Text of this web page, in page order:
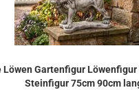
Löwen Gar­ten­fi­gur Lö­wen­fi­gur
Stein­fi­gur 75cm 90cm